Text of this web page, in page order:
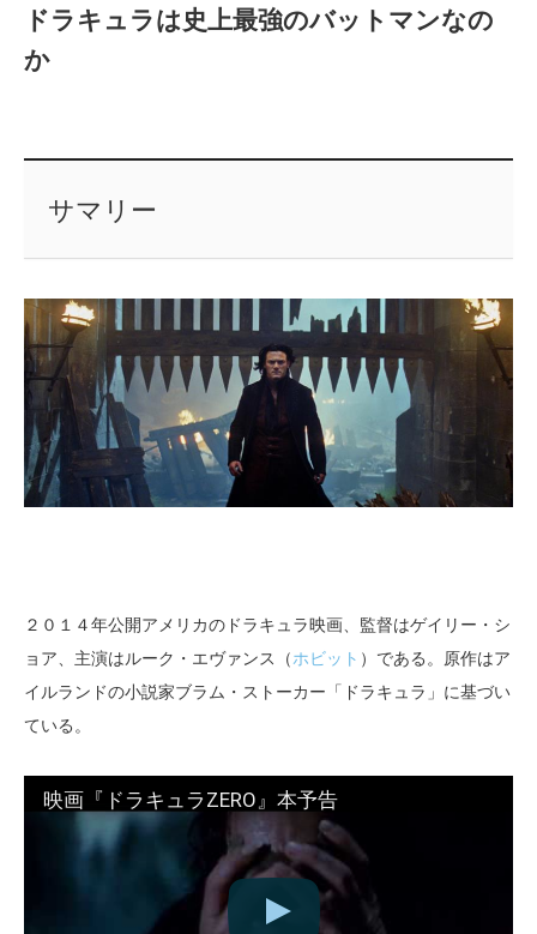
ドラキュラは史上最強のバットマンなの
か
サマリー
２０１４年公開アメリカのドラキュラ映画、監督はゲイリー・シ
ョア、主演はルーク・エヴァンス（ホビット ）である。原作はア
イルランドの小説家ブラム・ストーカー「ドラキュラ」に基づい
ている。
映画『ドラキュラZERO』本予告